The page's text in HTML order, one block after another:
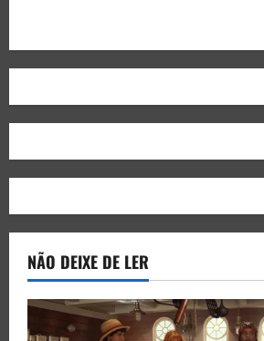
NÃO DEIXE DE LER